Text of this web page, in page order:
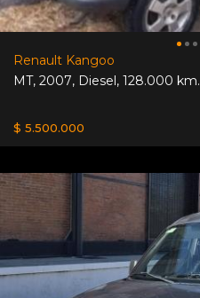
Renault Kangoo
MT, 2007, Diesel, 128.000 km.
$ 5.500.000